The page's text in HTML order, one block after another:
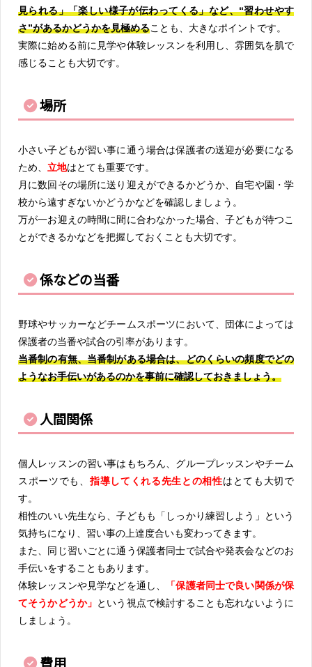
見られる」「楽しい様子が伝わってくる」など、“習わせやす
さ”があるかどうかを見極めることも、大きなポイントです。
実際に始める前に見学や体験レッスンを利用し、雰囲気を肌で
感じることも大切です。
場所
小さい子どもが習い事に通う場合は保護者の送迎が必要になる
ため、 立地はとても重要です。
月に数回その場所に送り迎えができるかどうか、自宅や園・学
校から遠すぎないかどうかなどを確認しましょう。
万が一お迎えの時間に間に合わなかった場合、子どもが待つこ
とができるかなどを把握しておくことも大切です。
係などの当番
野球やサッカーなどチームスポーツにおいて、団体によっては
保護者の当番や試合の引率があります。
当番制の有無、当番制がある場合は、どのくらいの頻度でどの
ようなお手伝いがあるのかを事前に確認しておきましょう。
人間関係
個人レッスンの習い事はもちろん、グループレッスンやチーム
スポーツでも、 指導してくれる先生との相性はとても大切で
す。
相性のいい先生なら、子どもも「しっかり練習しよう」という
気持ちになり、習い事の上達度合いも変わってきます。
また、同じ習いごとに通う保護者同士で試合や発表会などのお
手伝いをすることもあります。
体験レッスンや見学などを通し、
「保護者同士で良い関係が保
てそうかどうか」 という視点で検討することも忘れないように
しましょう。
費用